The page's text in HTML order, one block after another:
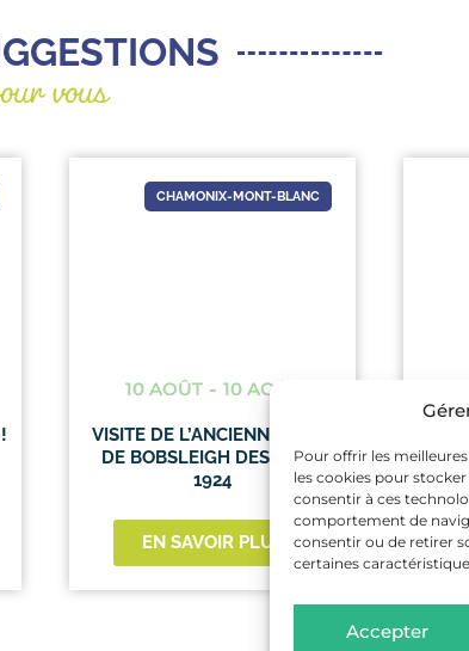
Pour offrir les
les cookies pour
consentir à ces
comportement de
consentir ou de retirer
certaines
Accepter
vous
CHAMONIX-MONT-BLANC
10 AOÛT - 10 AOÛT
VISITE DE L’ANCIENNE PISTE
DE BOBSLEIGH DES JO DE
1924
EN SAVOIR PLUS
DE